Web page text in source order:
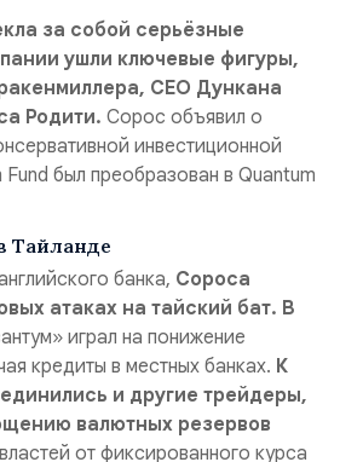
за собой серьёзные
ушли ключевые фигуры,
CEO Дункана
Родити. Сорос объявил о
инвестиционной
был преобразован в Quantum
Тайланде
банка, Сороса
атаках на тайский бат. В
играл на понижение
кредиты в местных банках. К
и другие трейдеры,
валютных резервов
от фиксированного курса